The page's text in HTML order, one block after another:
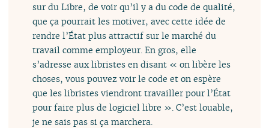
sur du Libre, de voir qu’il y a du code de qualité,
que ça pourrait les motiver, avec cette idée de
rendre l’État plus attractif sur le marché du
travail comme employeur. En gros, elle
s’adresse aux libristes en disant « on libère les
choses, vous pouvez voir le code et on espère
que les libristes viendront travailler pour l’État
pour faire plus de logiciel libre ». C’est louable,
je ne sais pas si ça marchera.